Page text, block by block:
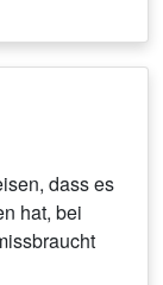
dass es
hat, bei